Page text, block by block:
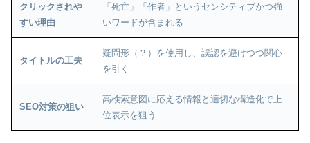
クリックされや
すい理由
「死亡」「作者」というセンシティブかつ強
いワードが含まれる
タイトルの工夫
疑問形（？）を使用し、誤認を避けつつ関心
を引く
SEO対策の狙い
高検索意図に応える情報と適切な構造化で上
位表示を狙う